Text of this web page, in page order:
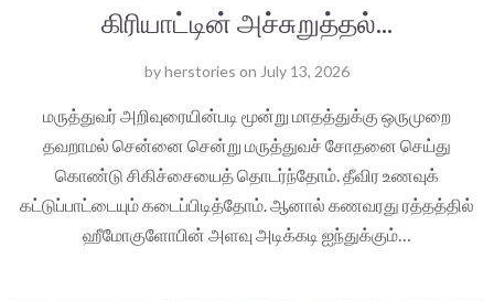
கிரியாட்டின் அச்சுறுத்தல்...
byherstories on July 13, 2026
மருத்துவர் அறிவுரையின்படி மூன்று மாதத்துக்கு ஒருமுறை
தவறாமல் சென்னை சென்று மருத்துவச் சோதனை செய்து
கொண்டு சிகிச்சையைத் தொடர்ந்தோம். தீவிர உணவுக்
கட்டுப்பாட்டையும் கடைப்பிடித்தோம். ஆனால் கணவரது ரத்தத்தில்
ஹீமோகுளோபின் அளவு அடிக்கடி ஐந்துக்கும்…